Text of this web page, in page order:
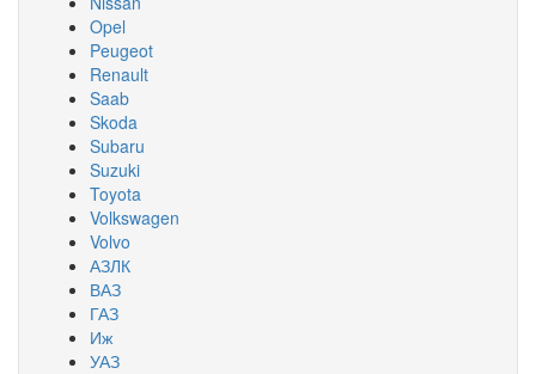
Opel
Peugeot
Renault
Saab
Skoda
Subaru
Suzuki
Toyota
Volkswagen
Volvo
АЗЛК
ВАЗ
ГАЗ
Иж
УАЗ